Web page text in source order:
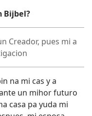
Bijbel?
Creador, pues mi a
na mi cas y a
un mihor futuro
casa pa yuda mi